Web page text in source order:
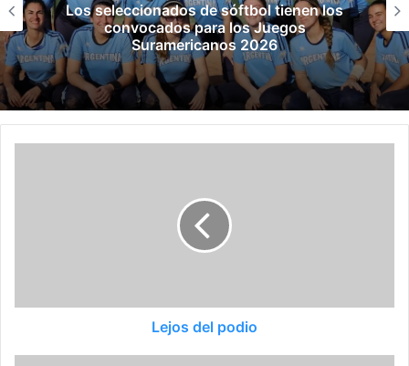
los
Manuel Tripano se consagró
panamericano de canotaje
Lejos del podio